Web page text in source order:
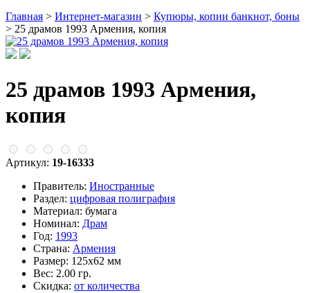
Главная > Интернет-магазин > Купюры, копии банкнот, боны
> 25 драмов 1993 Армения, копия
25 драмов 1993 Армения,
копия
Артикул: 19-16333
Правитель: Иностранные
Раздел: цифровая полиграфия
Материал: бумага
Номинал: Драм
Год: 1993
Страна: Армения
Размер: 125х62 мм
Вес: 2.00 гр.
Скидка: от количества